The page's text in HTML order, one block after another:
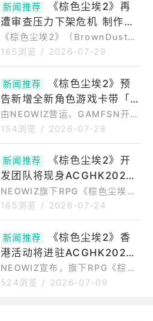
人心RPG《BrownDust2》，将
在今日2026年7月30日（周四）
新增角色卡带「合龙传」以及全
新服装等内容。角色卡带10《合
龙传》更新在角色卡带中，你可
同的世界观和设定下的专属故
事。本次新增的角色卡带10《合
龙传》，讲述了一群武林少女在
名为"龙恩
新闻推荐
《棕色尘埃2》再
遭审查压力下架危机 制作人
紧急直播道歉将修改韩版帕莱
特、奥莉维亚动画演出
《棕色尘埃2》（BrownDust
2）开发团队今日召开紧急直播，
部分角色进行和谐调整。直播期
间聊天室反应韩国玩家的不满情
绪，质疑「身为成人却无法在自
己国家玩到完整游戏内容」，反
映出审查争议在韩国社群中的反
明，此次修改是为了符合南韩当
地法律与游戏分级审查指南的要
求，属于不得不为的妥协。若不
进行调整，游戏恐无法继续在韩
国
185浏览 / 2026-07-29
新闻推荐
《棕色尘埃2》预
告新增全新角色游戏卡带「合
龙传」、官方进行紧急直播说
明韩版更新事项
由NEOWIZ营运、GAMFSN开发
的冒汗心跳RPG手机游戏《棕色
告推出角色游戏卡带10'合龙
传'、天守继承者克蕾西亚等更新
内容。此外，官方稍早则是在韩
版官方YouTube频道进行了不在
预定日程中的紧急直播，由开发P
《棕色尘埃2》韩版此次预计调整
的游戏内容。角色游戏卡带10'合
龙传'更新-将新增全新角色游戏
154浏览 / 2026-07-28
新闻推荐
《棕色尘埃2》开
发团队将现身ACGHK2026
总PD李浚熙首度访港玩家签
名会同步登场
NEOWIZ旗下RPG《棕色尘埃
2》于7月24日首次参展中国香港
活动亮点，确认开发团队将亲临
香港，其中总PD李浚熙将首度来
港，并携手角色插画家韩惺贤出
席开发团队签名会，与香港玩家
近距离交流。官方表示，《棕色
185浏览 / 2026-07-24
新闻推荐
《棕色尘埃2》香
港活动将进驻ACGHK2026
展区以「豪华邮轮」为核心概
念
NEOWIZ宣布，旗下RPG《棕色
尘埃2》将首度参展于2026年7
524浏览 / 2026-07-09